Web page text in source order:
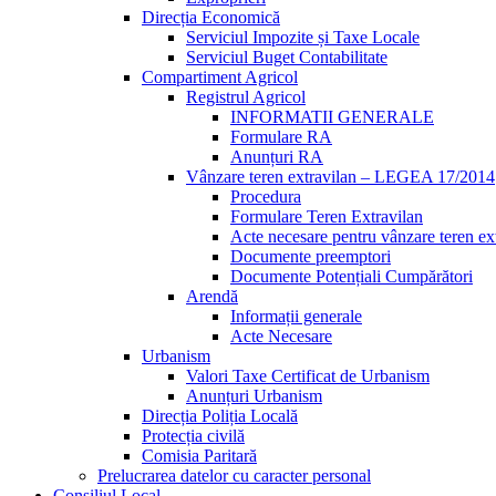
Direcția Economică
Serviciul Impozite și Taxe Locale
Serviciul Buget Contabilitate
Compartiment Agricol
Registrul Agricol
INFORMATII GENERALE
Formulare RA
Anunțuri RA
Vânzare teren extravilan – LEGEA 17/2014
Procedura
Formulare Teren Extravilan
Acte necesare pentru vânzare teren
Documente preemptori
Documente Potențiali Cumpărători
Arendă
Informații generale
Acte Necesare
Urbanism
Valori Taxe Certificat de Urbanism
Anunțuri Urbanism
Direcția Poliția Locală
Protecția civilă
Comisia Paritară
Prelucrarea datelor cu caracter personal